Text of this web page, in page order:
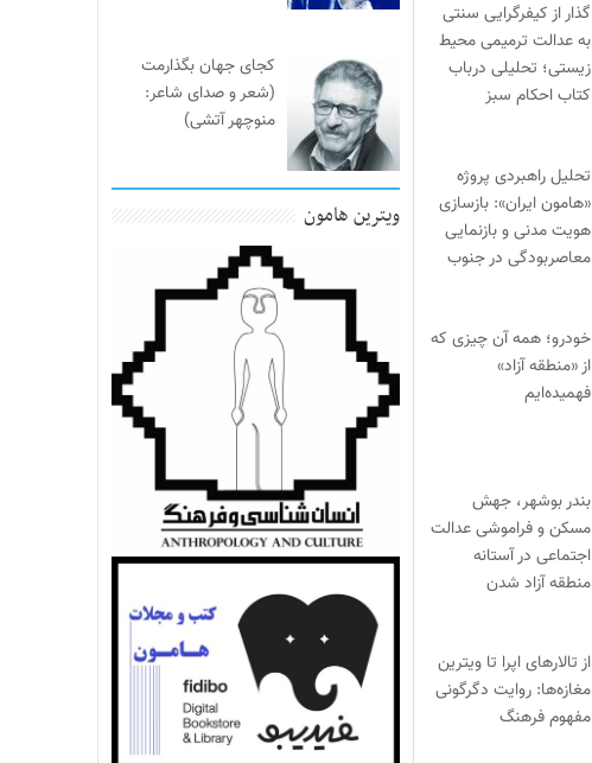
کجای جهان بگذارمت
(شعر و صدای شاعر:
منوچهر آتشی)
ویترین هامون
گذار از کیفرگرایی سنتی
به عدالت ترمیمی محیط‌
زیستی؛ تحلیلی درباب
کتاب احکام سبز
تحلیل راهبردی پروژه
«هامون ایران»: بازسازی
هویت مدنی و بازنمایی
معاصربودگی در جنوب
خودرو؛ همه آن چیزی که
از «منطقه آزاد»
فهمیده‌ایم
بندر بوشهر، جهش
مسکن و فراموشی عدالت
اجتماعی در آستانه
منطقه آزاد شدن
از تالارهای اپرا تا ویترین
مغازه‌ها: روایت دگرگونی
مفهوم فرهنگ